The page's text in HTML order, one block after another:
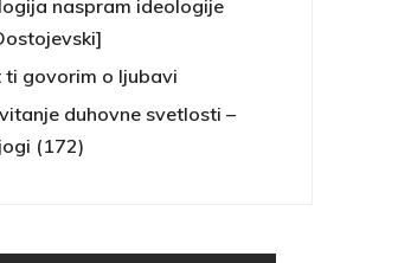
naspram ideologije
ti govorim o ljubavi
duhovne svetlosti –
(172)